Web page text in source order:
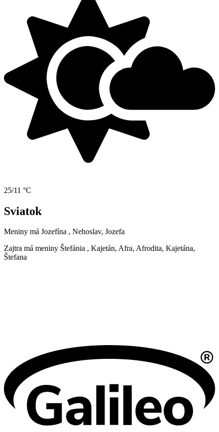
25/11 °C
Sviatok
Meniny má Jozefína , Nehoslav, Jozefa
Zajtra má meniny Štefánia , Kajetán, Afra, Afrodita, Kajetána,
Štefana